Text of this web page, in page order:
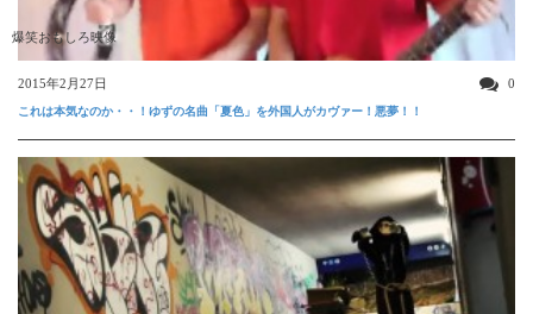
爆笑おもしろ映像
2015年2月27日 0
これは本気なのか・・！ゆずの名曲「夏色」を外国人がカヴァー！悪夢！！